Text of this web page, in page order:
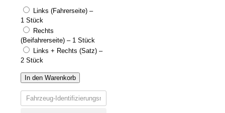
Links (Fahrerseite) –
1 Stück
Rechts
(Beifahrerseite) – 1 Stück
Links + Rechts (Satz) –
2 Stück
In den Warenkorb